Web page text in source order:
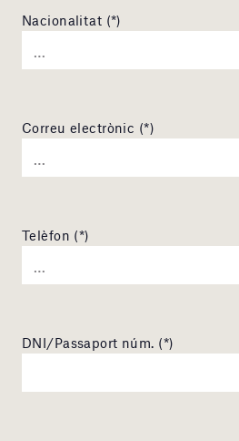
Nacionalitat (*)
Correu electrònic (*)
Telèfon (*)
DNI/Passaport núm. (*)